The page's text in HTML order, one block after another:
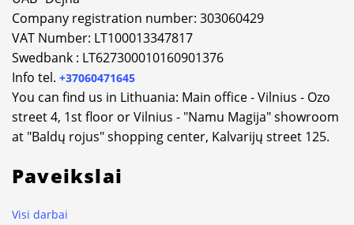
Company registration number: 303060429
VAT Number: LT100013347817
Swedbank : LT627300010160901376
Info tel. +37060471645
You can find us in Lithuania: Main office - Vilnius - Ozo
street 4, 1st floor or Vilnius - "Namu Magija" showroom
at "Baldų rojus" shopping center, Kalvarijų street 125.
Paveikslai
Visi darbai